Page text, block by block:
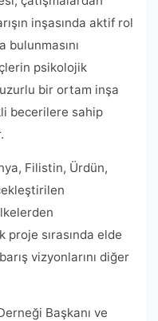
inşasında aktif rol
bulunmasını
psikolojik
bir ortam inşa
becerilere sahip
Filistin, Ürdün,
proje sırasında elde
vizyonlarını diğer
Başkanı ve